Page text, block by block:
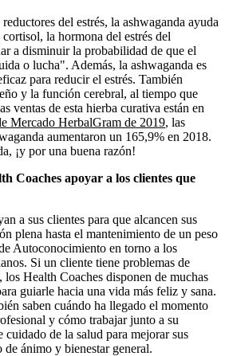
del estrés, la ashwaganda ayuda
la hormona del estrés del
a disminuir la probabilidad de que el
o lucha". Además, la ashwaganda es
para reducir el estrés. También
y la función cerebral, al tiempo que
ventas de esta hierba curativa están en
Mercado HerbalGram de 2019, las
aumentaron un 165,9% en 2018.
¡y por una buena razón!
Coaches apoyar a los clientes que
a sus clientes para que alcancen sus
plena hasta el mantenimiento de un peso
Autoconocimiento en torno a los
Si un cliente tiene problemas de
los Health Coaches disponen de muchas
guiarle hacia una vida más feliz y sana.
saben cuándo ha llegado el momento
y cómo trabajar junto a su
cuidado de la salud para mejorar sus
de ánimo y bienestar general.